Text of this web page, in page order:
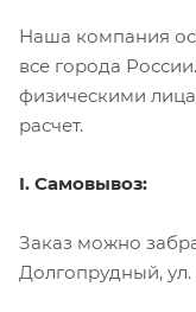
Наша компания
все города
физическими
расчет.
I. Самовывоз:
Заказ можно
Долгопрудный, ул.